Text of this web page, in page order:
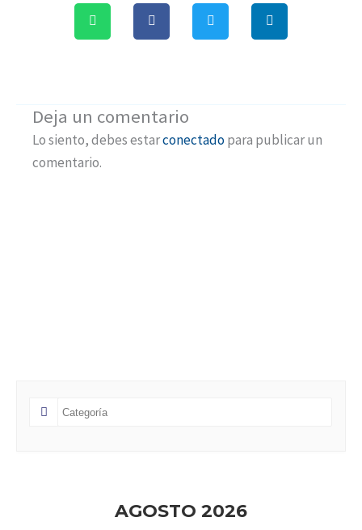
Deja un comentario
Lo siento, debes estarconectadopara publicar un
comentario.
AGOSTO 2026